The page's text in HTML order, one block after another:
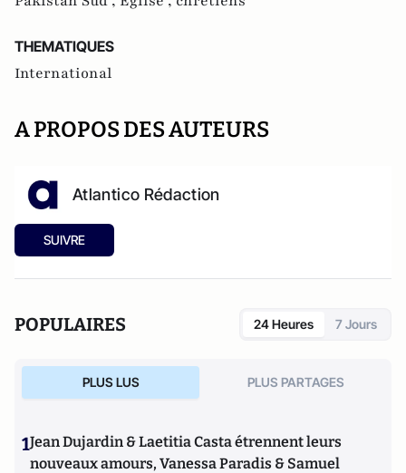
THEMATIQUES
International
A PROPOS DES AUTEURS
Atlantico Rédaction
SUIVRE
POPULAIRES 24 Heures 7 Jours
PLUS LUS PLUS PARTAGES
1Jean Dujardin & Laetitia Casta étrennent leurs
nouveaux amours, Vanessa Paradis & Samuel